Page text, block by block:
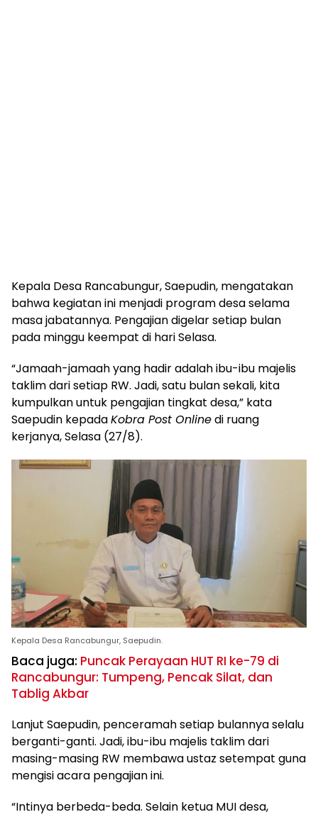
Kepala Desa Rancabungur, Saepudin, mengatakan
bahwa kegiatan ini menjadi program desa selama
masa jabatannya. Pengajian digelar setiap bulan
pada minggu keempat di hari Selasa.
“Jamaah-jamaah yang hadir adalah ibu-ibu majelis
taklim dari setiap RW. Jadi, satu bulan sekali, kita
kumpulkan untuk pengajian tingkat desa,” kata
Saepudin kepadaKobra Post Onlinedi ruang
kerjanya, Selasa (27/8).
Kepala Desa Rancabungur, Saepudin.
Baca juga: Puncak Perayaan HUT RI ke-79 di
Rancabungur: Tumpeng, Pencak Silat, dan
Tablig Akbar
Lanjut Saepudin, penceramah setiap bulannya selalu
berganti-ganti. Jadi, ibu-ibu majelis taklim dari
masing-masing RW membawa ustaz setempat guna
mengisi acara pengajian ini.
“Intinya berbeda-beda. Selain ketua MUI desa,